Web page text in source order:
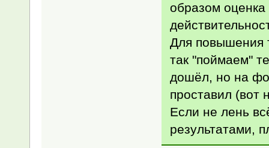
образом оценка
Для повышения
так "поймаем"
дошёл, но на
проставил (вот
Если не лень
результатами,